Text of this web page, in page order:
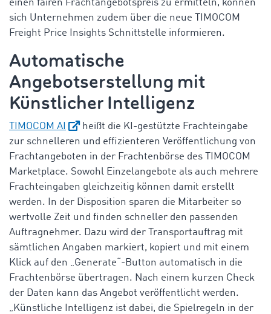
einen fairen Frachtangebotspreis zu ermitteln, können
sich Unternehmen zudem über die neue TIMOCOM
Freight Price Insights Schnittstelle informieren.
Automatische
Angebotserstellung mit
Künstlicher Intelligenz
TIMOCOM AI
heißt die KI-gestützte Frachteingabe
zur schnelleren und effizienteren Veröffentlichung von
Frachtangeboten in der Frachtenbörse des TIMOCOM
Marketplace. Sowohl Einzelangebote als auch mehrere
Frachteingaben gleichzeitig können damit erstellt
werden. In der Disposition sparen die Mitarbeiter so
wertvolle Zeit und finden schneller den passenden
Auftragnehmer. Dazu wird der Transportauftrag mit
sämtlichen Angaben markiert, kopiert und mit einem
Klick auf den „Generate“-Button automatisch in die
Frachtenbörse übertragen. Nach einem kurzen Check
der Daten kann das Angebot veröffentlicht werden.
„Künstliche Intelligenz ist dabei, die Spielregeln in der